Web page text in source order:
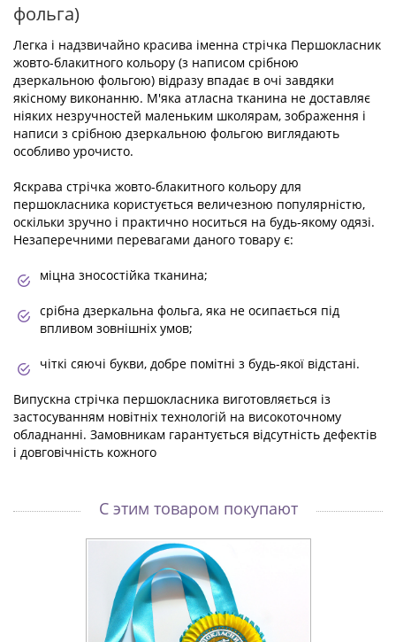
фольга)
Легка і надзвичайно красива іменна стрічка Першокласник
жовто-блакитного кольору (з написом срібною
дзеркальною фольгою) відразу впадає в очі завдяки
якісному виконанню. М'яка атласна тканина не доставляє
ніяких незручностей маленьким школярам, ​​зображення і
написи з срібною дзеркальною фольгою виглядають
особливо урочисто.
Яскрава стрічка жовто-блакитного кольору для
першокласника користується величезною популярністю,
оскільки зручно і практично носиться на будь-якому одязі.
Незаперечними перевагами даного товару є:
міцна зносостійка тканина;
срібна дзеркальна фольга, яка не осипається під
впливом зовнішніх умов;
чіткі сяючі букви, добре помітні з будь-якої відстані.
Випускна стрічка першокласника виготовляється із
застосуванням новітніх технологій на високоточному
обладнанні. Замовникам гарантується відсутність дефектів
і довговічність кожного
C этим товаром покупают